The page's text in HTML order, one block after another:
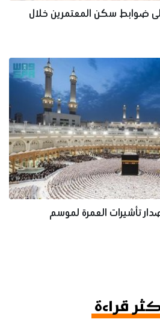
ضوابط سكن المعتمرين خلال
تأشيرات العمرة لموسم
قراءة